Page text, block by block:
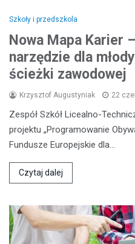
Szkoły i przedszkola
Nowa Mapa Karier
narzędzie dla
ścieżki zawodowej
Krzysztof Augustyniak 22
Zespół Szkół Licealno-
projektu „Programowanie
Fundusze Europejskie dla…
Czytaj dalej